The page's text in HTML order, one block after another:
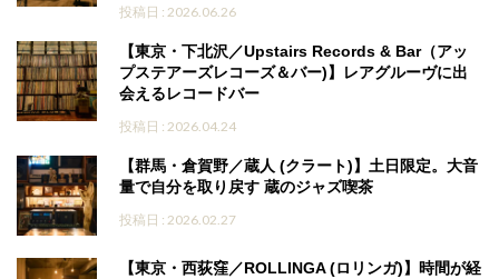
投稿日 : 2026.06.26
【東京・下北沢／Upstairs Records & Bar（アッ
プステアーズレコーズ＆バー)】レアグルーヴに出
会えるレコードバー
投稿日 : 2026.04.24
【群馬・倉賀野／蔵人 (クラート)】土日限定。大音
量で自分を取り戻す 蔵のジャズ喫茶
投稿日 : 2026.02.27
【東京・西荻窪／ROLLINGA (ロリンガ)】時間が経